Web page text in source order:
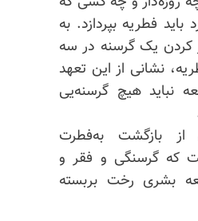
باید فطریه بپردازد. به
کردن یک گرسنه در سه
نشانی از این تعهد
نباید هیچ گرسنه‌یی
از بازگشت به‌فطرت
که گرسنگی و فقر و
بشری رخت بربسته